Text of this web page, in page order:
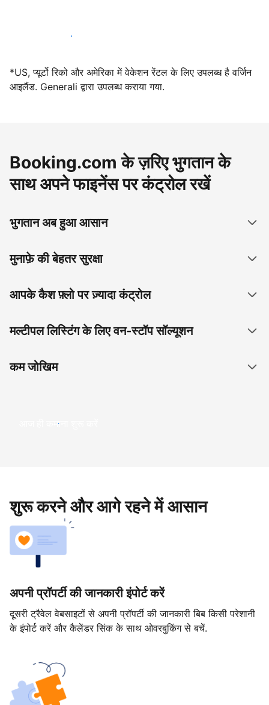
आज ही हमारे साथ मेजबानी करें
*US, प्यूर्टो रिको और अमेरिका में वेकेशन रेंटल के लिए उपलब्ध है वर्जिन
आइलैंड. Generali द्वारा उपलब्ध कराया गया.
Booking.com के ज़रिए भुगतान के
साथ अपने फाइनेंस पर कंट्रोल रखें
भुगतान अब हुआ आसान
मुनाफ़े की बेहतर सुरक्षा
आपके कैश फ़्लो पर ज़्यादा कंट्रोल
मल्टीपल लिस्टिंग के लिए वन-स्टॉप सॉल्यूशन
कम जोखिम
आज ही कमाना शुरू करें
शुरू करने और आगे रहने में आसान
अपनी प्रॉपर्टी की जानकारी इंपोर्ट करें
दूसरी ट्रैवेल वेबसाइटों से अपनी प्रॉपर्टी की जानकारी बिब किसी परेशानी
के इंपोर्ट करें और कैलेंडर सिंक के साथ ओवरबुकिंग से बचें.